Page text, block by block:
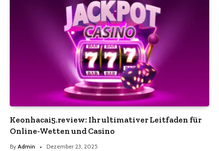
Keonhacai5.review: Ihr ultimativer Leitfaden für
Online-Wetten und Casino
By Admin Dezember 23, 2025